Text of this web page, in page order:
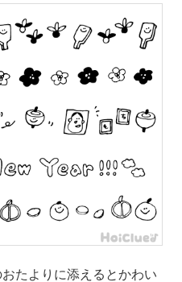
たよりに添えるとかわい